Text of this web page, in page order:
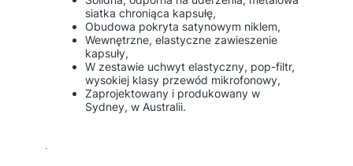
siatka chroniąca kapsułę,
Obudowa pokryta satynowym niklem,
Wewnętrzne, elastyczne zawieszenie
kapsuły,
W zestawie uchwyt elastyczny, pop-filtr,
wysokiej klasy przewód mikrofonowy,
Zaprojektowany i produkowany w
Sydney, w Australii.